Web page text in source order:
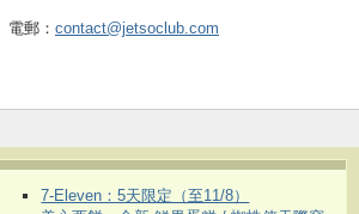
電郵： contact@jetsoclub.com
7-Eleven：5天限定（至11/8）